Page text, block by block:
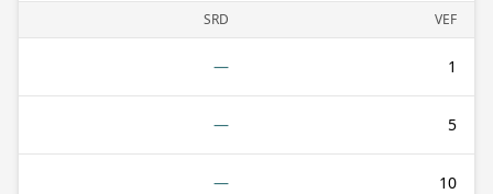
VEF
SRD
1
—
5
—
10
—